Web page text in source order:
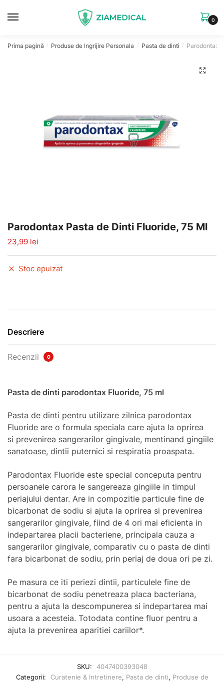
0
Prima pagină / Produse de Ingrijire Personala / Pasta de dinti / Parodontax
🔍
Parodontax Pasta de Dinti Fluoride, 75 Ml
23,99 lei
Stoc epuizat
Descriere
Recenzii 0
Pasta de dinti parodontax Fluoride, 75 ml
Pasta de dinti pentru utilizare zilnica parodontax
Fluoride are o formula speciala care ajuta la oprirea
si prevenirea sangerarilor gingivale, mentinand gingiile
sanatoase, dintii puternici si respiratia proaspata.
Parodontax Fluoride este special conceputa pentru
persoanele carora le sangereaza gingiile in timpul
periajului dentar. Are in compozitie particule fine de
bicarbonat de sodiu si ajuta la oprirea si prevenirea
sangerarilor gingivale, fiind de 4 ori mai eficienta in
indepartarea placii bacteriene, principala cauza a
sangerarilor gingivale, comparativ cu o pasta de dinti
fara bicarbonat de sodiu, prin periaj de doua ori pe zi.
Pe masura ce iti periezi dintii, particulele fine de
bicarbonat de sodiu penetreaza placa bacteriana,
pentru a ajuta la descompunerea si indepartarea mai
usoara a acesteia. Totodata contine fluor pentru a
ajuta la prevenirea aparitiei cariilor*.
SKU:
4047400393048
Categorii:
Curatenie & Intretinere, Pasta de dinti, Produse de